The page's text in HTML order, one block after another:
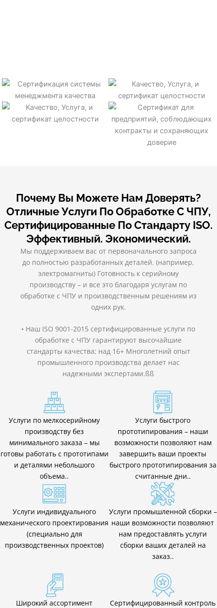
Почему Вы Можете Нам Доверять?
Отличные Услуги По Обработке С ЧПУ,
Сертифицированные По Стандарту ISO.
Эффективный. Экономический.
Мы поддерживаем вас от первоначального запроса
до полностью разработанных деталей. (например,
электромагниты) Готовность к серийному
производству – и все это благодаря услугам по
обработке с ЧПУ и производственным решениям из
одних рук.
• Наш ISO 9001-2015 сертифицированные услуги по
обработке с ЧПУ гарантируют высочайшие
стандарты качества; над 16+ Многолетний опыт
промышленного производства делает нас
надежными экспертами.ßß
Услуги по мелкосерийному
производству без
минимального заказа – мы
готовы работать с прототипами
и деталями небольшого
объема..
Услуги быстрого
прототипирования – наши
возможности позволяют нам
завершить ваши проекты
быстрого прототипирования за
считанные дни..
Услуги индивидуального
механического проектирования
(специально для
производственных проектов)
Услуги промышленной сборки –
наши возможности позволяют
нам предоставлять услуги
сборки ваших деталей на
заказ..
Широкий ассортимент
Сертифицированный контроль